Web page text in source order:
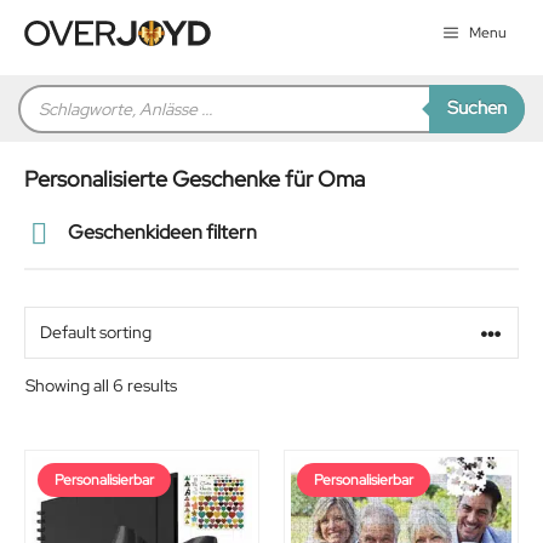
Inhalt
Menu
Products
search Suchen
Personalisierte Geschenke für Oma
Geschenkideen filtern
Beziehung
Showing all 6 results
Personalisierbar Personalisierbar